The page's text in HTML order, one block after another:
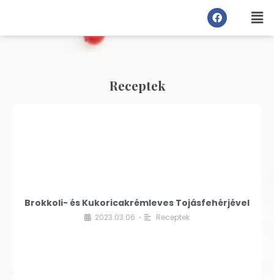
Receptek
Brokkoli- és Kukoricakrémleves Tojásfehérjével
2023.03.06. • Receptek